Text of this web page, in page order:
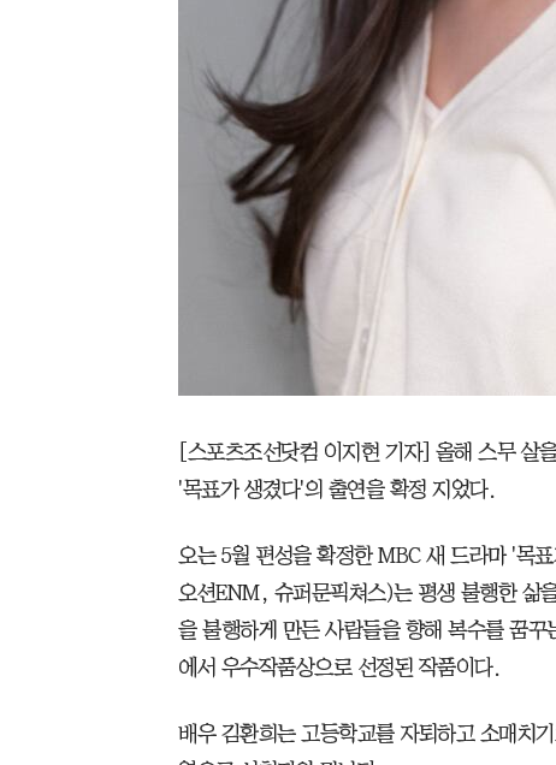
[스포츠조선닷컴 이지현 기자] 올해 스무 살
'목표가 생겼다'의 출연을 확정 지었다.
오는 5월 편성을 확정한 MBC 새 드라마 '목
오션ENM, 슈퍼문픽쳐스)는 평생 불행한 삶
을 불행하게 만든 사람들을 향해 복수를 꿈
에서 우수작품상으로 선정된 작품이다.
배우 김환희는 고등학교를 자퇴하고 소매치